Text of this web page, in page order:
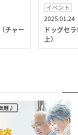
チャー
イベント
2025.01.24
ドッグセ
上）